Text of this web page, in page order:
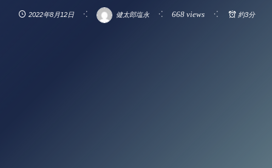
2022年8月12日 健太郎塩永 668 views 約3分